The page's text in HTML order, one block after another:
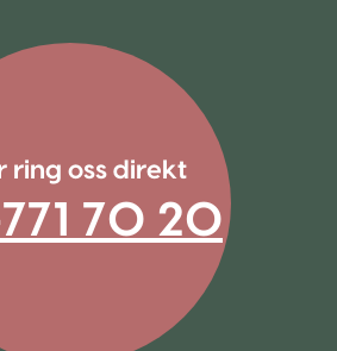
ring oss direkt
70 20